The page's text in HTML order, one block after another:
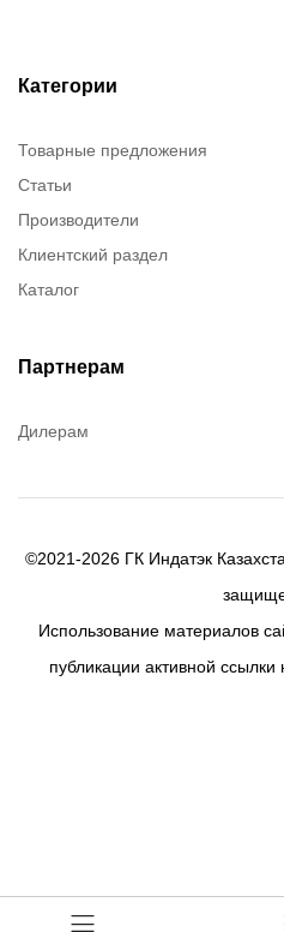
Категории
Товарные предложения
Статьи
Производители
Клиентский раздел
Каталог
Партнерам
Дилерам
©2021-2026 ГК Индатэк
Использование материалов
публикации активной